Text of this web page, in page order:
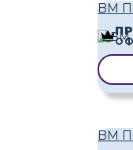
BM
BM